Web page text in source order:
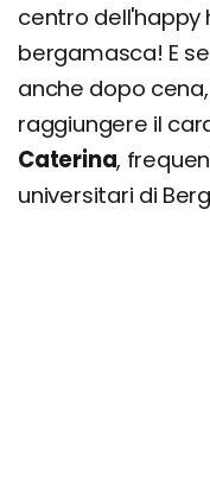
centro dell'happy
bergamasca! E
anche dopo
raggiungere il
Caterina,
universitari di